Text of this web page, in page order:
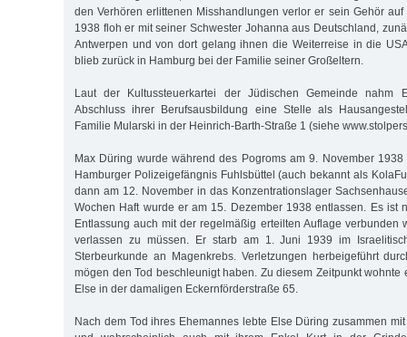
den Verhören erlittenen Misshandlungen verlor er sein Gehör auf
1938 floh er mit seiner Schwester Johanna aus Deutschland,
Antwerpen und von dort gelang ihnen die Weiterreise in die
blieb zurück in Hamburg bei der Familie seiner Großeltern.
Laut der Kultussteuerkartei der Jüdischen Gemeinde nahm
Abschluss ihrer Berufsausbildung eine Stelle als
Familie Mularski in der Heinrich-Barth-Straße 1 (siehe
Max Düring wurde während des Pogroms am 9. November
Hamburger Polizeigefängnis Fuhlsbüttel (auch bekannt als
dann am 12. November in das Konzentrationslager
Wochen Haft wurde er am 15. Dezember 1938 entlassen. Es ist
Entlassung auch mit der regelmäßig erteilten Auflage verbunden
verlassen zu müssen. Er starb am 1. Juni 1939 im
Sterbeurkunde an Magenkrebs. Verletzungen herbeigeführt
mögen den Tod beschleunigt haben. Zu diesem Zeitpunkt wohnte
Else in der damaligen Eckernförderstraße 65.
Nach dem Tod ihres Ehemannes lebte Else Düring zusammen